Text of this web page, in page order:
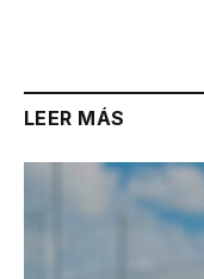
LEER MÁS